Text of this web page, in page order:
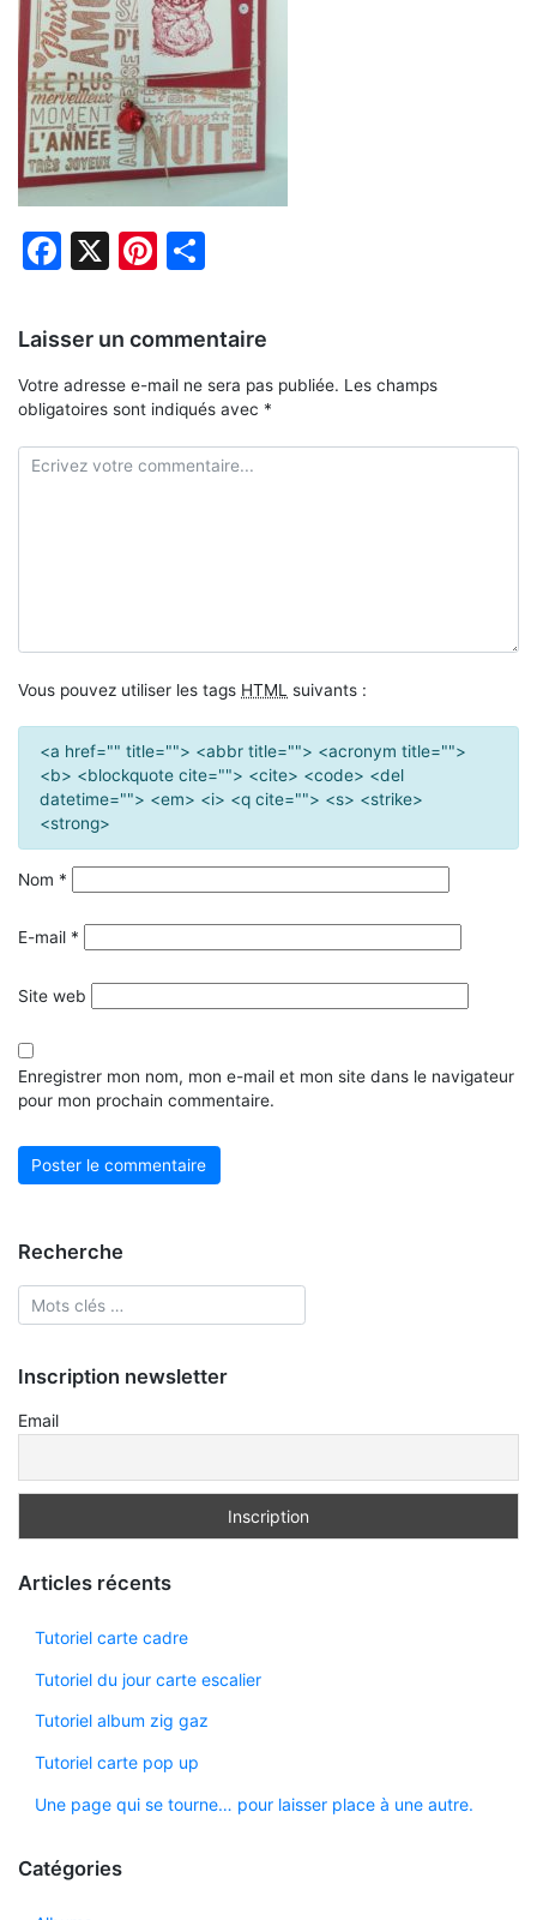
Facebook
X Pinterest
Laisser un commentaire
Votre adresse e-mail ne sera pas publiée. Les champs
obligatoires sont indiqués avec *
Vous pouvez utiliser les tags HTML suivants :
<a href="" title=""> <abbr title=""> <acronym title="">
<b> <blockquote cite=""> <cite> <code> <del
datetime=""> <em> <i> <q cite=""> <s> <strike>
<strong>
Nom *
E-mail *
Site web
Enregistrer mon nom, mon e-mail et mon site dans le navigateur
pour mon prochain commentaire.
Recherche
Inscription newsletter
Email
Articles récents
Tutoriel carte cadre
Tutoriel du jour carte escalier
Tutoriel album zig gaz
Tutoriel carte pop up
Une page qui se tourne… pour laisser place à une autre.
Catégories